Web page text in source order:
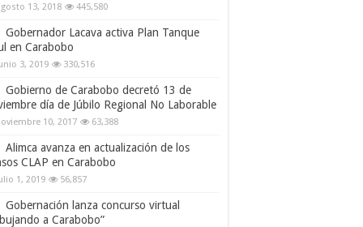
13, 2018 445,580
Gobernador Lacava activa Plan Tanque
en Carabobo
3, 2019 330,516
Gobierno de Carabobo decretó 13 de
día de Júbilo Regional No Laborable
10, 2017 63,388
Alimca avanza en actualización de los
CLAP en Carabobo
1, 2019 56,857
Gobernación lanza concurso virtual
a Carabobo”